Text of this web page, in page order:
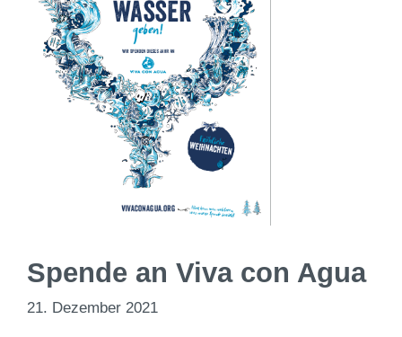
Spende an Viva con Agua
21. Dezember 2021